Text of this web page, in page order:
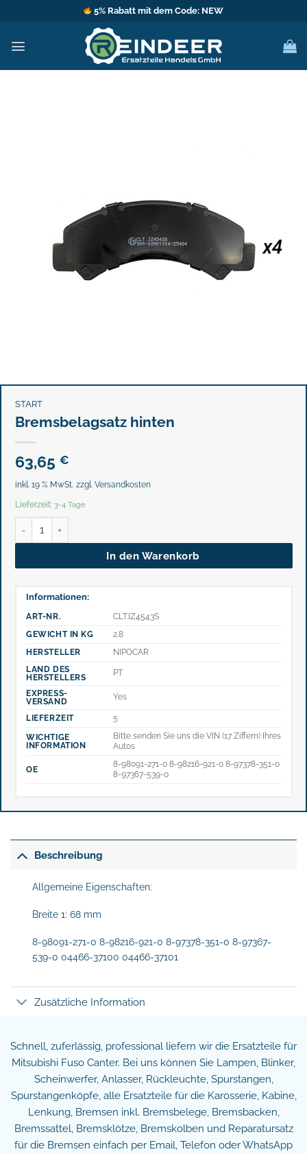
springen
5% Rabatt mit dem Code: NEW
START
Bremsbelagsatz hinten
63,65 €
inkl. 19 % MwSt. zzgl. Versandkosten
Lieferzeit: 3-4 Tage
In den Warenkorb
Informationen:
ART-NR.
CLT.IZ4543S
GEWICHT IN KG
2.8
HERSTELLER
NIPOCAR
LAND DES
HERSTELLERS
PT
EXPRESS-
VERSAND
Yes
LIEFERZEIT
5
WICHTIGE
INFORMATION
Bitte senden Sie uns die VIN (17 Ziffern) Ihres
Autos
OE
8-98091-271-0 8-98216-921-0 8-97378-351-0
8-97367-539-0
Beschreibung
Allgemeine Eigenschaften:
Breite 1: 68 mm
8-98091-271-0 8-98216-921-0 8-97378-351-0 8-97367-
539-0 04466-37100 04466-37101
Zusätzliche Information
Schnell, zuferlässig, professional liefern wir die Ersatzteile für
Mitsubishi Fuso Canter. Bei uns können Sie Lampen, Blinker,
Scheinwerfer, Anlasser, Rückleuchte, Spurstangen,
Spurstangenköpfe, alle Ersatzteile für die Karosserie, Kabine,
Lenkung, Bremsen inkl. Bremsbelege, Bremsbacken,
Bremssattel, Bremsklötze, Bremskolben und Reparatursatz
für die Bremsen einfach per Email, Telefon oder WhatsApp